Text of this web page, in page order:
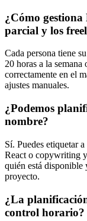
¿Cómo
parcial y los
Cada persona tiene
20 horas a la semana
correctamente en el
ajustes manuales.
¿Podemos
nombre?
Sí. Puedes etiquetar
React o copywriting
quién está disponible
proyecto.
¿La
control horario?